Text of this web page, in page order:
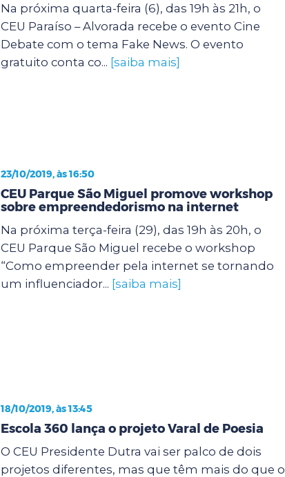
Na próxima quarta-feira (6), das 19h às 21h, o
CEU Paraíso – Alvorada recebe o evento Cine
Debate com o tema Fake News. O evento
gratuito conta co... [saiba mais]
23/10/2019, às 16:50
CEU Parque São Miguel promove workshop
sobre empreendedorismo na internet
Na próxima terça-feira (29), das 19h às 20h, o
CEU Parque São Miguel recebe o workshop
“Como empreender pela internet se tornando
um influenciador... [saiba mais]
18/10/2019, às 13:45
Escola 360 lança o projeto Varal de Poesia
O CEU Presidente Dutra vai ser palco de dois
projetos diferentes, mas que têm mais do que o